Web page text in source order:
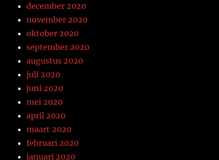
december 2020
november 2020
oktober 2020
september 2020
augustus 2020
juli 2020
juni 2020
mei 2020
april 2020
maart 2020
februari 2020
januari 2020